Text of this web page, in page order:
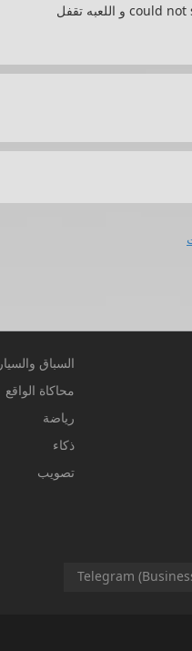
السباق
محاكاة الواقع
رياضة
ذكاء
تصويب
Telegram